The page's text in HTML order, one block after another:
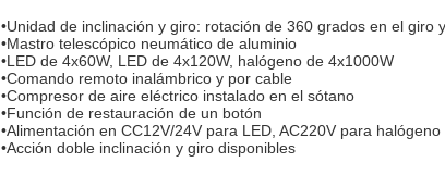
•Unidad de inclinación y giro: rotación de 360 grados en el giro
•Mastro telescópico neumático de aluminio
•LED de 4x60W, LED de 4x120W, halógeno de 4x1000W
•Comando remoto inalámbrico y por cable
•Compresor de aire eléctrico instalado en el sótano
•Función de restauración de un botón
•Alimentación en CC12V/24V para LED, AC220V para halógeno
•Acción doble inclinación y giro disponibles